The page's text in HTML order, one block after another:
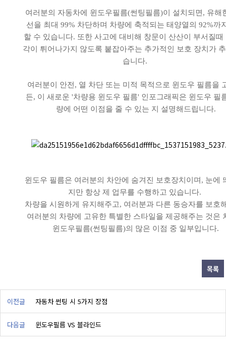
여러분의 자동차에 윈도우필름(썬팅필름)이 설치되면, 유해
선을 최대 99% 차단하며 차량에 축적되는 태양열의 92%까
할 수 있습니다. 또한 사고에 대비해 창문이 산산이 부서질때
각이 튀어나가지 않도록 붙잡아주는 추가적인 보호 장치가
습니다.
여러분이 안전, 열 차단 또는 미적 목적으로 윈도우 필름을
든, 이 새로운 '차량용 윈도우 필름' 인포그래픽은 윈도우 필
량에 어떤 이점을 줄 수 있는 지 설명해드립니다.
윈도우 필름은 여러분의 차안에 숨겨진 보호장치이며, 눈에
지만 항상 제 업무를 수행하고 있습니다.
차량을 시원하게 유지해주고, 여러분과 다른 동승자를 보호
여러분의 차량에 고유한 특별한 스타일을 제공해주는 것은
윈도우필름(썬팅필름)의 많은 이점 중 일부입니다.
목록
이전글 자동차 썬팅 시 5가지 장점
다음글 윈도우필름 VS 블라인드